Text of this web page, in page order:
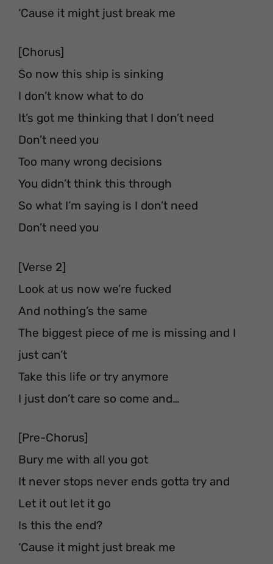
‘Cause it might just break me
[Chorus]
So now this ship is sinking
I don’t know what to do
It’s got me thinking that I don’t need
Don’t need you
Too many wrong decisions
You didn’t think this through
So what I’m saying is I don’t need
Don’t need you
[Verse 2]
Look at us now we’re fucked
And nothing’s the same
The biggest piece of me is missing and I
just can’t
Take this life or try anymore
I just don’t care so come and…
[Pre-Chorus]
Bury me with all you got
It never stops never ends gotta try and
Let it out let it go
Is this the end?
‘Cause it might just break me